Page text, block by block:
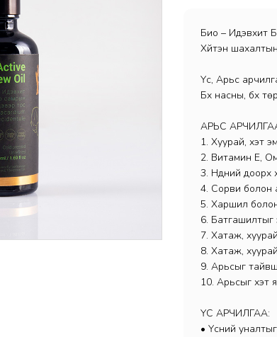
Био – Идэвхит
Хүйтэн
Үс, Арьс
Бүх насны, бүх
АРЬС
1. Хуурай, хэт
2. Витамин Е,
3. Нүдний доорх
4. Сорви болон
5. Харшил
6.
7. Хатаж,
8. Хатаж,
9. Арьсыг
10. Арьсыг хэт
ҮС АРЧИЛГАА:
• Үсний